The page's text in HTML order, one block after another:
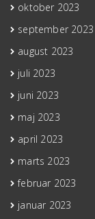
oktober 2023
september 2023
august 2023
juli 2023
juni 2023
maj 2023
april 2023
marts 2023
februar 2023
januar 2023